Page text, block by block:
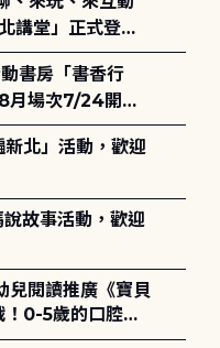
講堂」正式登
月場次7/24開始
說故事活動，歡迎
兒閱讀推廣《寶貝
0-5歲的口腔照